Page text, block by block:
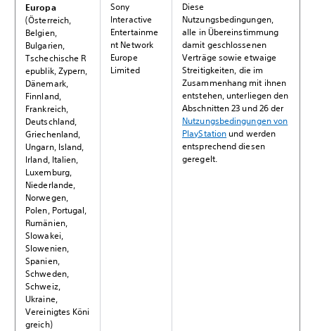
Europa
(Österreich,
Belgien,
Bulgarien,
Tschechische R
epublik, Zypern,
Dänemark,
Finnland,
Frankreich,
Deutschland,
Griechenland,
Ungarn, Island,
Irland, Italien,
Luxemburg,
Niederlande,
Norwegen,
Polen, Portugal,
Rumänien,
Slowakei,
Slowenien,
Spanien,
Schweden,
Schweiz,
Ukraine,
Vereinigtes Köni
greich)
Sony
Interactive
Entertainme
nt Network
Europe
Limited
Diese
Nutzungsbedingungen,
alle in Übereinstimmung
damit geschlossenen
Verträge sowie etwaige
Streitigkeiten, die im
Zusammenhang mit ihnen
entstehen, unterliegen den
Abschnitten 23 und 26 der
Nutzungsbedingungen von
PlayStation und werden
entsprechend diesen
geregelt.